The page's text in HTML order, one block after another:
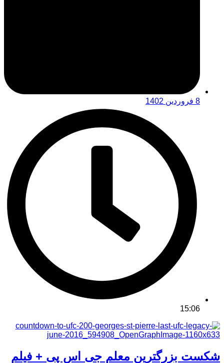
8 فروردین 1402
15:06
شکست بزرگترین معلم جی اس پی + فیلم